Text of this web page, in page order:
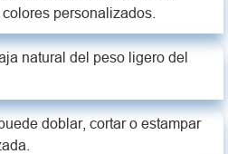
personalizados.
natural del peso ligero del
doblar, cortar o estampar